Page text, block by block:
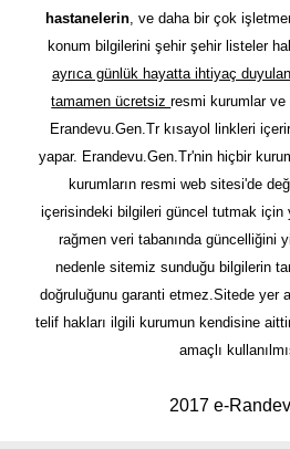
hastanelerin, ve daha bir çok
konum bilgilerini şehir şehir listeler
ayrıca günlük hayatta ihtiyaç
tamamen ücretsizresmi kurumlar ve
Erandevu.Gen.Tr kısayol linkleri
yapar. Erandevu.Gen.Tr'nin hiçbir
kurumların resmi web sitesi'de
içerisindeki bilgileri güncel tutmak için
rağmen veri tabanında güncelliğini
nedenle sitemiz sunduğu bilgilerin
doğruluğunu garanti etmez.Sitede yer
telif hakları ilgili kurumun kendisine
amaçlı
2017 e-